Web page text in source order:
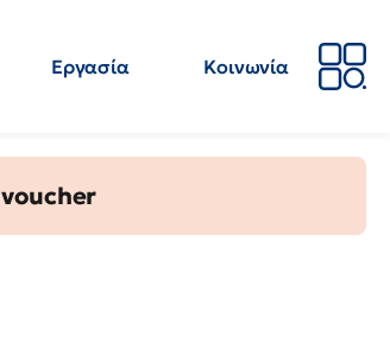
Εργασία
Κοινωνία